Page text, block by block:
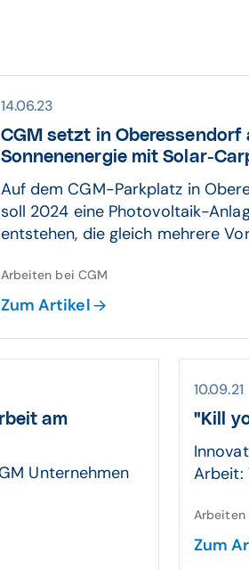
14.06.23
CGM setzt in Ober­essen­dorf
Sonnen­energie mit Solar-
Auf dem CGM-Parkplatz in
soll 2024 eine Photovoltaik-
entstehen, die gleich mehrere
Arbeiten bei CGM
Zum Artikel
am
Unternehmen
10.09.21
"Kill
Arbeit:
Arbeiten
Zum